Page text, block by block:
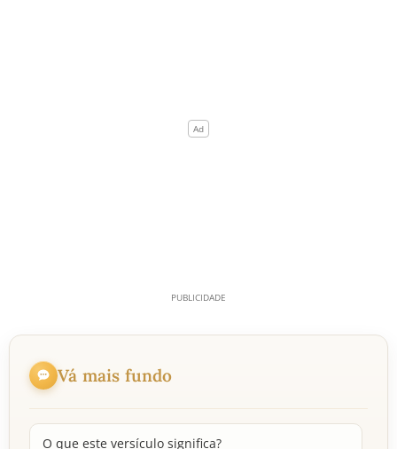
Vá mais fundo
O que este versículo significa?